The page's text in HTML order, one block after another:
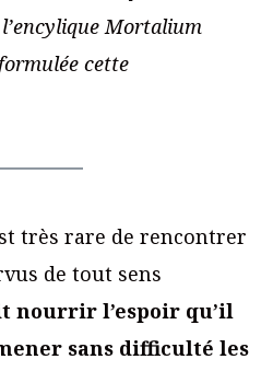
Mortalium
cette
très rare de rencontrer
de tout sens
nourrir l’espoir qu’il
sans difficulté les